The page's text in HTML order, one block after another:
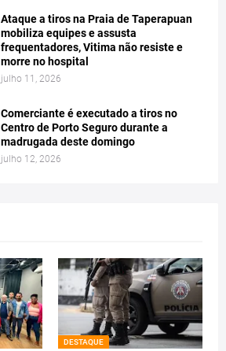
Ataque a tiros na Praia de Taperapuan
mobiliza equipes e assusta
frequentadores, Vitima não resiste e
morre no hospital
julho 11, 2026
Comerciante é executado a tiros no
Centro de Porto Seguro durante a
madrugada deste domingo
julho 12, 2026
DESTAQUE